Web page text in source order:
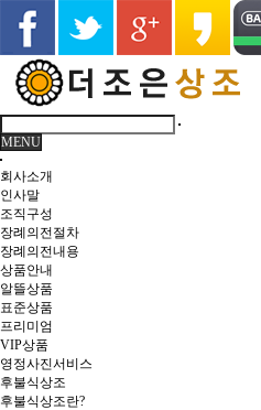
MENU
회사소개
인사말
조직구성
장례의전절차
장례의전내용
상품안내
알뜰상품
표준상품
프리미엄
VIP상품
영정사진서비스
후불식상조
후불식상조란?